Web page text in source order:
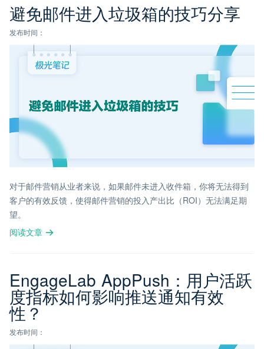
避免邮件进入垃圾箱的技巧分享
发布时间：
对于邮件营销从业者来说，如果邮件未进入收件箱，你将无法得到
客户的有效反馈，使得邮件营销的投入产出比（ROI）无法满足期
望。
阅读文章
EngageLab AppPush：用户活跃
度指标如何影响推送通知有效
性？
发布时间：